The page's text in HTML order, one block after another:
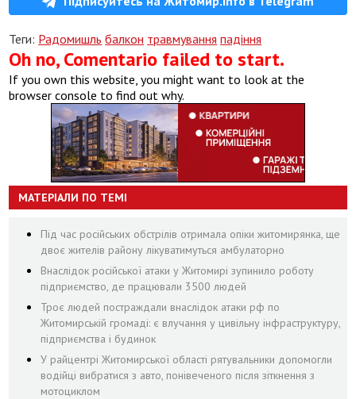
Теги: Радомишль балкон травмування падіння
Oh no, Comentario failed to start.
If you own this website, you might want to look at the
browser console to find out why.
МАТЕРІАЛИ ПО ТЕМІ
Під час російських обстрілів отримала опіки житомирянка, ще
двоє жителів району лікуватимуться амбулаторно
Внаслідок російської атаки у Житомирі зупинило роботу
підприємство, де працювали 3500 людей
Троє людей постраждали внаслідок атаки рф по
Житомирській громаді: є влучання у цивільну інфраструктуру,
підприємства і будинок
У райцентрі Житомирської області рятувальники допомогли
водійці вибратися з авто, понівеченого після зіткнення з
мотоциклом